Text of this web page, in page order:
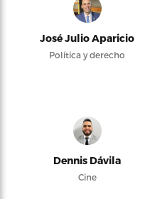
José Julio Aparicio
Política y derecho
Dennis Dávila
Cine